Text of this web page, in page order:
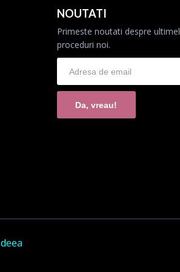
NOUTATI
Primeste noutati despre
proceduri noi.
Da, vreau!